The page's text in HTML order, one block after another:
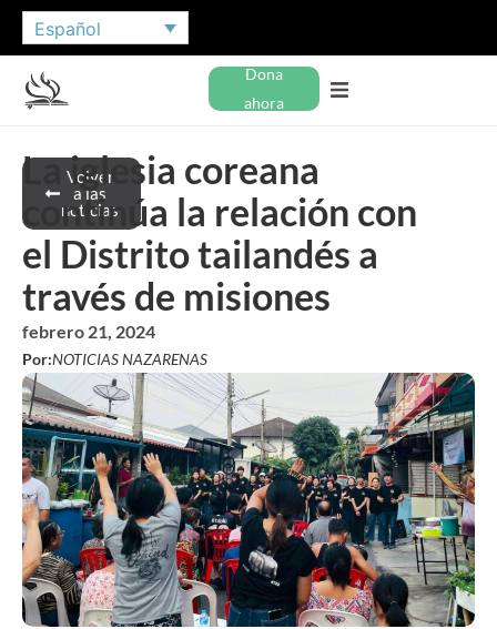
Español
Dona
ahora
Volver
a las
noticias
La iglesia coreana
continúa la relación con
el Distrito tailandés a
través de misiones
febrero 21, 2024
Por:NOTICIAS NAZARENAS